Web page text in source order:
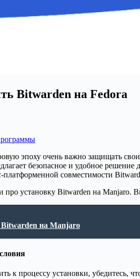
Bitwarden на Fedora
эпоху очень важно защищать
безопасное и удобное
совместимости
установку Bitwarden на Manjaro.
Bitwarden на Manjaro
к процессу установки, убедитесь,